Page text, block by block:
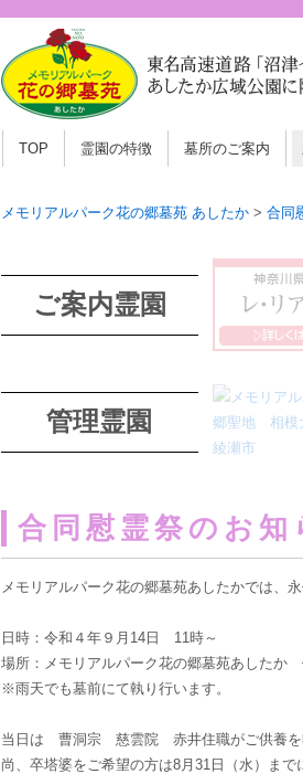
TOP 霊園の特徴 墓所のご案内
メモリアルパーク花の郷墓苑 あしたか> 合同
ご案内霊園
管理霊園
合同慰霊祭のお知
メモリアルパーク花の郷墓苑あしたかでは、
日時：令和４年９月14日 11時～
場所：メモリアルパーク花の郷墓苑あしたか
※雨天でも墓前にて執り行います。
当日は 曹洞宗 慈雲院 赤井住職がご供養を
尚、卒塔婆をご希望の方は8月31日（水）まで